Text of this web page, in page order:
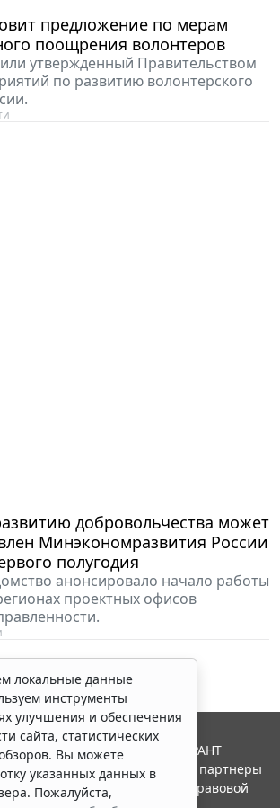
предложение по мерам
поощрения волонтеров
утвержденный Правительством
по развитию волонтерского
добровольчества может
Минэкономразвития России
полугодия
анонсировало начало работы
проектных офисов
локальные данные
инструменты
улучшения и обеспечения
сайта, статистических
Вы можете
указанных данных в
Пожалуйста,
СЕРВИС", 2026. Система ГАРАНТ
года. Компания "Гарант" и ее партнеры
Российской ассоциации правовой